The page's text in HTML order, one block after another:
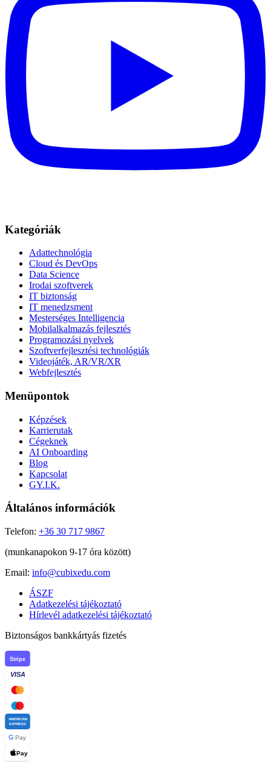
Kategóriák
Adattechnológia
Cloud és DevOps
Data Science
Irodai szoftverek
IT biztonság
IT menedzsment
Mesterséges Intelligencia
Mobilalkalmazás fejlesztés
Programozási nyelvek
Szoftverfejlesztési technológiák
Videojáték, AR/VR/XR
Webfejlesztés
Menüpontok
Képzések
Karrierutak
Cégeknek
AI Onboarding
Blog
Kapcsolat
GY.I.K.
Általános információk
Telefon: +36 30 717 9867
(munkanapokon 9-17 óra között)
Email: info@cubixedu.com
ÁSZF
Adatkezelési tájékoztató
Hírlevél adatkezelési tájékoztató
Biztonságos bankkártyás fizetés
Stripe
VISA
AMERICAN
EXPRESS
G Pay
Pay